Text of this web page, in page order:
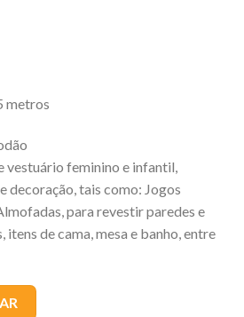
metros
vestuário feminino e infantil,
decoração, tais como: Jogos
para revestir paredes e
de cama, mesa e banho, entre